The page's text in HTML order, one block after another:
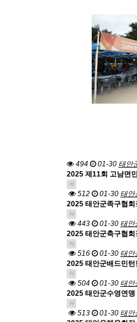
494 01-30 태안
2025 제11회 고남면
H
512 01-30 태안
2025 태안군족구협회
H
443 01-30 태안
2025 태안군축구협
H
516 01-30 태안
2025 태안군배드민
H
504 01-30 태안
2025 태안군수영연
H
513 01-30 태안